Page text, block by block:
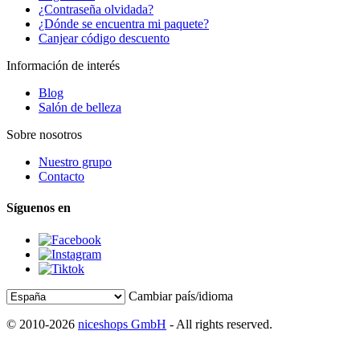
¿Contraseña olvidada?
¿Dónde se encuentra mi paquete?
Canjear código descuento
Información de interés
Blog
Salón de belleza
Sobre nosotros
Nuestro grupo
Contacto
Síguenos en
Cambiar país/idioma
© 2010-2026 niceshops GmbH - All rights reserved.